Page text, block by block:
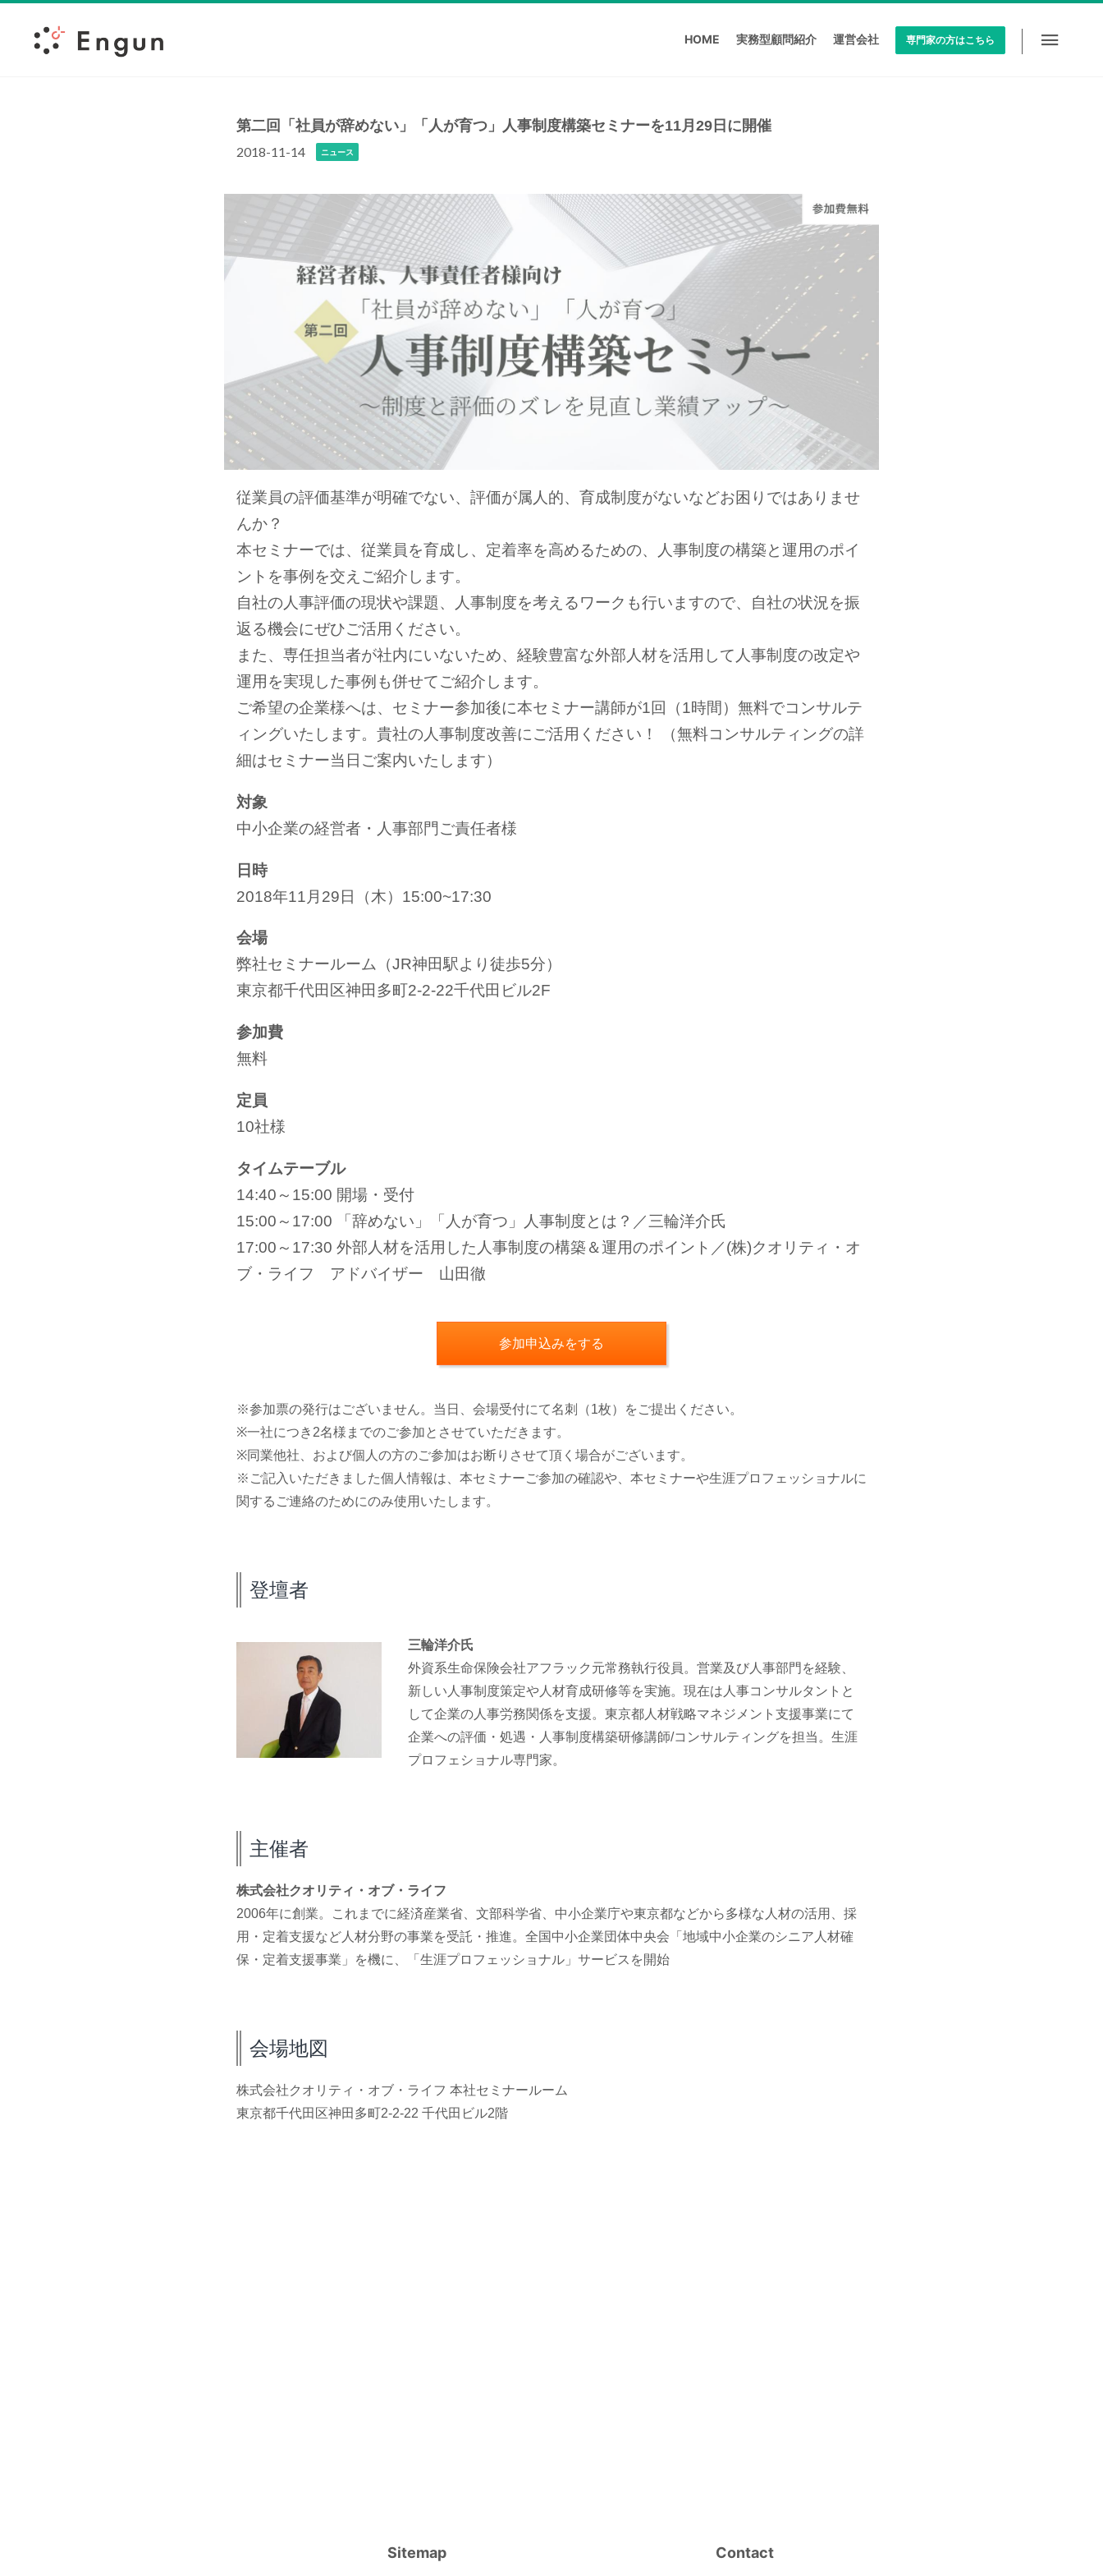
HOME 実務型顧問紹介 運営会社 専門家の方はこちら
第二回「社員が辞めない」「人が育つ」人事制度構築セミナーを11月29日に開催
2018-11-14 ニュース
従業員の評価基準が明確でない、評価が属人的、育成制度がないなどお困りではありませ
んか？
本セミナーでは、従業員を育成し、定着率を高めるための、人事制度の構築と運用のポイ
ントを事例を交えご紹介します。
自社の人事評価の現状や課題、人事制度を考えるワークも行いますので、自社の状況を振
返る機会にぜひご活用ください。
また、専任担当者が社内にいないため、経験豊富な外部人材を活用して人事制度の改定や
運用を実現した事例も併せてご紹介します。
ご希望の企業様へは、セミナー参加後に本セミナー講師が1回（1時間）無料でコンサルテ
ィングいたします。貴社の人事制度改善にご活用ください！ （無料コンサルティングの詳
細はセミナー当日ご案内いたします）
対象
中小企業の経営者・人事部門ご責任者様
日時
2018年11月29日（木）15:00~17:30
会場
弊社セミナールーム（JR神田駅より徒歩5分）
東京都千代田区神田多町2-2-22千代田ビル2F
参加費
無料
定員
10社様
タイムテーブル
14:40～15:00 開場・受付
15:00～17:00 「辞めない」「人が育つ」人事制度とは？／三輪洋介氏
17:00～17:30 外部人材を活用した人事制度の構築＆運用のポイント／(株)クオリティ・オ
ブ・ライフ アドバイザー 山田徹
参加申込みをする
※参加票の発行はございません。当日、会場受付にて名刺（1枚）をご提出ください。
※一社につき2名様までのご参加とさせていただきます。
※同業他社、および個人の方のご参加はお断りさせて頂く場合がございます。
※ご記入いただきました個人情報は、本セミナーご参加の確認や、本セミナーや生涯プロフェッショナルに
関するご連絡のためにのみ使用いたします。
登壇者
三輪洋介氏
外資系生命保険会社アフラック元常務執行役員。営業及び人事部門を経験、
新しい人事制度策定や人材育成研修等を実施。現在は人事コンサルタントと
して企業の人事労務関係を支援。東京都人材戦略マネジメント支援事業にて
企業への評価・処遇・人事制度構築研修講師/コンサルティングを担当。生涯
プロフェショナル専門家。
主催者
株式会社クオリティ・オブ・ライフ
2006年に創業。これまでに経済産業省、文部科学省、中小企業庁や東京都などから多様な人材の活用、採
用・定着支援など人材分野の事業を受託・推進。全国中小企業団体中央会「地域中小企業のシニア人材確
保・定着支援事業」を機に、「生涯プロフェッショナル」サービスを開始
会場地図
株式会社クオリティ・オブ・ライフ 本社セミナールーム
東京都千代田区神田多町2-2-22 千代田ビル2階
Sitemap Contact